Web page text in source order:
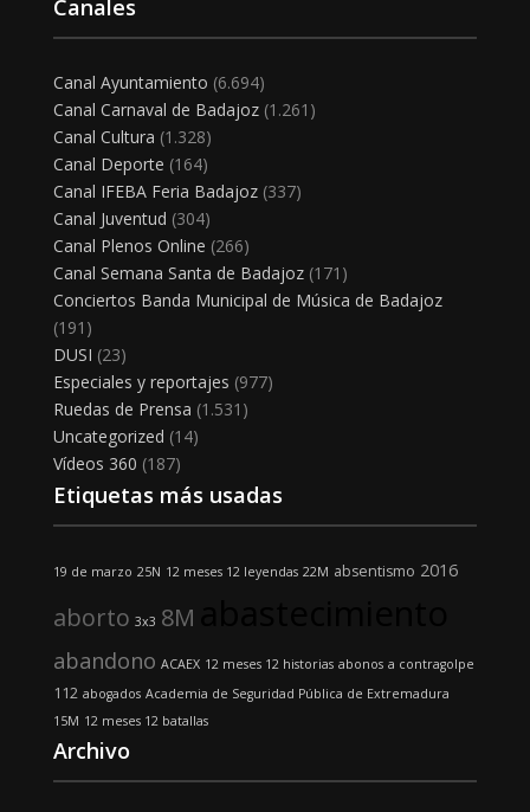
Canales
Canal Ayuntamiento (6.694)
Canal Carnaval de Badajoz(1.261)
Canal Cultura (1.328)
Canal Deporte (164)
Canal IFEBA Feria Badajoz(337)
Canal Juventud (304)
Canal Plenos Online (266)
Canal Semana Santa de Badajoz(171)
Conciertos Banda Municipal de Música de Badajoz
(191)
DUSI (23)
Especiales y reportajes (977)
Ruedas de Prensa (1.531)
Uncategorized (14)
Vídeos 360 (187)
Etiquetas más usadas
19 de marzo 25N 12 meses 12 leyendas 22M absentismo 2016
aborto 3x3 8M
abandono ACAEX 12 meses 12 historias abonos a contragolpe
112 abogados Academia de Seguridad Pública de Extremadura
15M 12 meses 12 batallas
Archivo